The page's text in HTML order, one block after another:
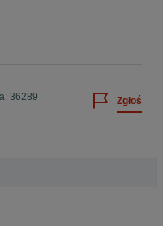
36289 Zgłoś